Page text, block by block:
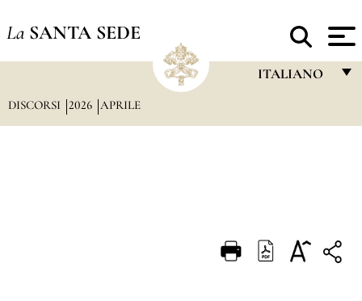
La SANTA SEDE
ITALIANO
DEUTSCH
DISCORSI 2026 APRILE